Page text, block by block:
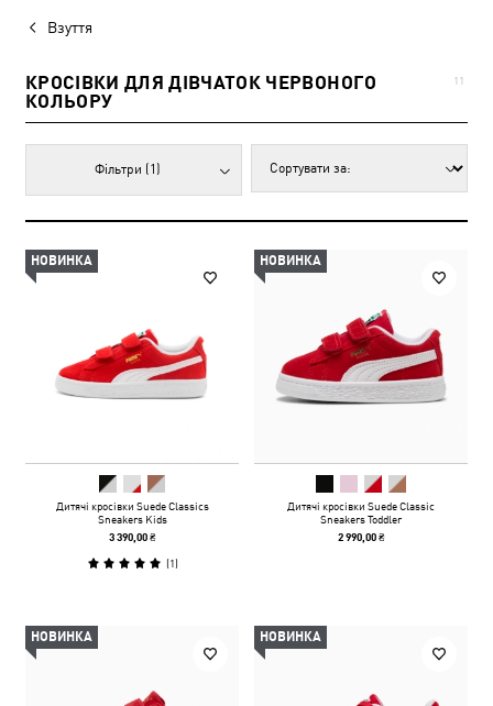
Взуття
КРОСІВКИ ДЛЯ ДІВЧАТОК ЧЕРВОНОГО
КОЛЬОРУ
11
Фільтри (1)
НОВИНКА
Дитячі кросівки Suede Classics
Sneakers Kids
3 390,00 ₴
(1)
НОВИНКА
Дитячі кросівки Suede Classic
Sneakers Toddler
2 990,00 ₴
НОВИНКА НОВИНКА